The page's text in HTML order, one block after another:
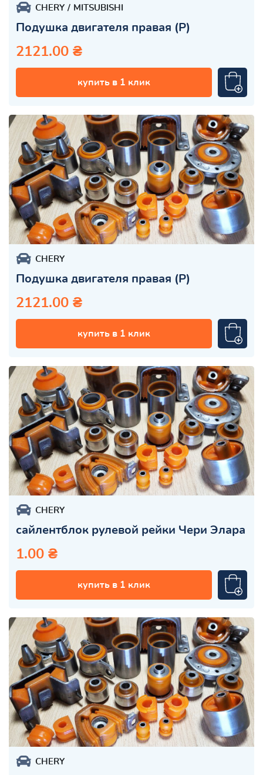
CHERY MITSUBISHI
Подушка двигателя правая (Р)
2121.00 ₴
купить в 1 клик
CHERY
Подушка двигателя правая (Р)
2121.00 ₴
купить в 1 клик
CHERY
сайлентблок рулевой рейки Чери Элара
1.00 ₴
купить в 1 клик
CHERY